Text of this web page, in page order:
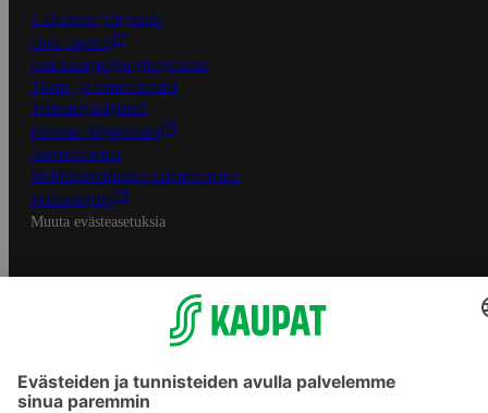
S-Business yrityksille
Oiva-raportit
Osuuskauppojen yhteystiedot
Tilaus- ja toimitusehdot
Tietosuojakäytäntö
Palvelun käyttöehdot
Saavutettavuus
Mobiilisovelluksen saavutettavuus
Mainostajalle
Muuta evästeasetuksia
S-ryhmän palvelut
Asiakasomistajuus